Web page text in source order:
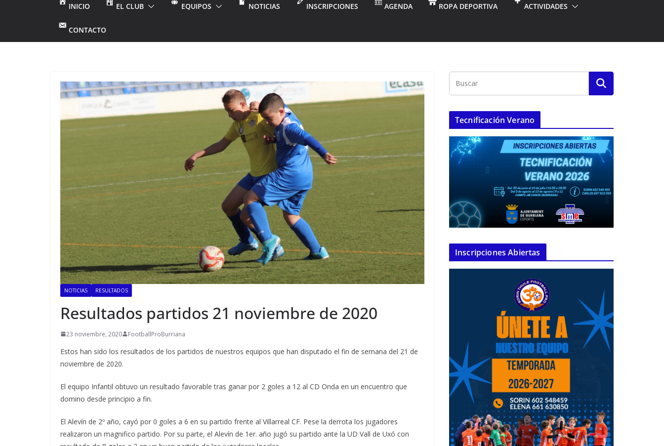
INICIO EL CLUB EQUIPOS NOTICIAS INSCRIPCIONES AGENDA ROPA DEPORTIVA ACTIVIDADES
CONTACTO
NOTICIAS RESULTADOS
Resultados partidos 21 noviembre de 2020
23 noviembre, 2020 FootballProBurriana
Estos han sido los resultados de los partidos de nuestros equipos que han disputado el fin de semana del 21 de
noviembre de 2020.
El equipo Infantil obtuvo un resultado favorable tras ganar por 2 goles a 12 al CD Onda en un encuentro que
domino desde principio a fin.
El Alevín de 2º año, cayó por 0 goles a 6 en su partido frente al Villarreal CF. Pese la derrota los jugadores
realizaron un magnifico partido. Por su parte, el Alevín de 1er. año jugó su partido ante la UD Vall de Uxó con
Tecnificación Verano
Inscripciones Abiertas